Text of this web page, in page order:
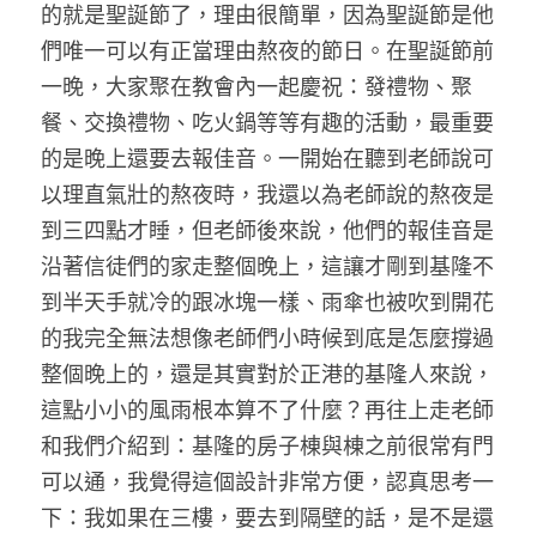
的就是聖誕節了，理由很簡單，因為聖誕節是他
們唯一可以有正當理由熬夜的節日。在聖誕節前
一晚，大家聚在教會內一起慶祝：發禮物、聚
餐、交換禮物、吃火鍋等等有趣的活動，最重要
的是晚上還要去報佳音。一開始在聽到老師說可
以理直氣壯的熬夜時，我還以為老師說的熬夜是
到三四點才睡，但老師後來說，他們的報佳音是
沿著信徒們的家走整個晚上，這讓才剛到基隆不
到半天手就冷的跟冰塊一樣、雨傘也被吹到開花
的我完全無法想像老師們小時候到底是怎麼撐過
整個晚上的，還是其實對於正港的基隆人來說，
這點小小的風雨根本算不了什麼？再往上走老師
和我們介紹到：基隆的房子棟與棟之前很常有門
可以通，我覺得這個設計非常方便，認真思考一
下：我如果在三樓，要去到隔壁的話，是不是還